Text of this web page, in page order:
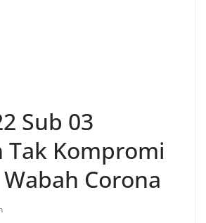
Sub 03
Tak Kompromi
Corona